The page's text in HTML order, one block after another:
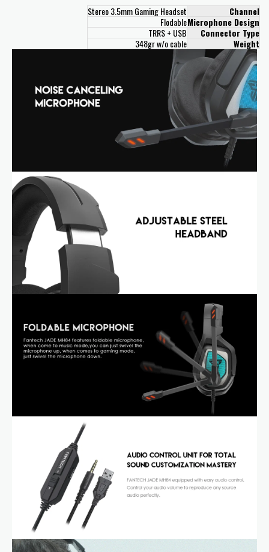
Channel
Stereo 3.5mm Gaming Headset
Microphone Design
Flodable
Connector Type
TRRS + USB
Weight
348gr w/o cable